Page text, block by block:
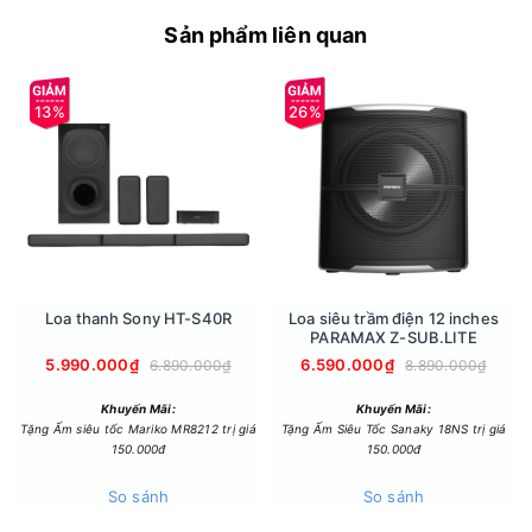
Công suất lên tới 500W, loa bass 3 tấc
Loa kéo TS-12G400XP được trang bị hệ thống loa 2 đường
tiếng với củ loa bass 12 inch giúp tái tạo âm trầm sâu lắng và
uy lực, đáp ứng nhu cầu sử dụng trong các không gian lớn
Củ loa treble 1.5 inch kết hợp cùng họng còi lớn giúp âm cao
được tái hiện rõ ràng, không bị méo tiếng. Công suất đỉnh
của loa lên đến 500W, cho âm thanh mạnh mẽ, sống động.
Loa được trang bị bảng điều khiển phía sau với các nút điều
chỉnh chi tiết cho micro, bao gồm volume, treble, mid, bass
và echo. Điều này giúp bạn dễ dàng tùy chỉnh âm thanh theo
nghiệm âm nhạc hoàn hảo và cá nhân hóa.
Sản phẩm liên quan
13%
Loa thanh Sony HT-S40R
5.990.000₫ 6.890.000₫
Khuyến Mãi:
Tặng Ấm siêu tốc Mariko MR8212 trị giá
150.000đ
So sánh
26%
Loa siêu trầm điện 12 inches
PARAMAX Z-SUB.LITE
6.590.000₫
8.890.000₫
Khuyến Mãi:
Tặng Ấm Siêu Tốc Sanaky 18NS trị giá
150.000đ
So sánh